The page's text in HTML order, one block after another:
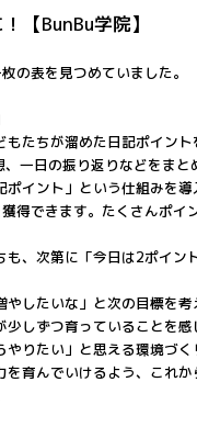
【BunBu学院】
の表を見つめていました。
たちが溜めた日記ポイント
一日の振り返りなどをまと
イント」という仕組みを
得できます。たくさんポ
、次第に「今日は2ポイ
したいな」と次の目標を
しずつ育っていることを感
りたい」と思える環境づく
育んでいけるよう、これか